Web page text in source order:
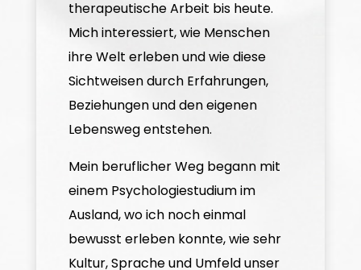
therapeutische Arbeit bis heute.
Mich interessiert, wie Menschen
ihre Welt erleben und wie diese
Sichtweisen durch Erfahrungen,
Beziehungen und den eigenen
Lebensweg entstehen.
Mein beruflicher Weg begann mit
einem Psychologiestudium im
Ausland, wo ich noch einmal
bewusst erleben konnte, wie sehr
Kultur, Sprache und Umfeld unser